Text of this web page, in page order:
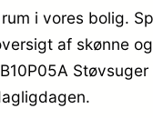
i vores bolig.
af skønne